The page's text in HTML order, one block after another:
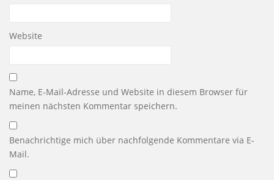
Website
Name, E-Mail-Adresse und Website in diesem Browser für
meinen nächsten Kommentar speichern.
Benachrichtige mich über nachfolgende Kommentare via E-
Mail.